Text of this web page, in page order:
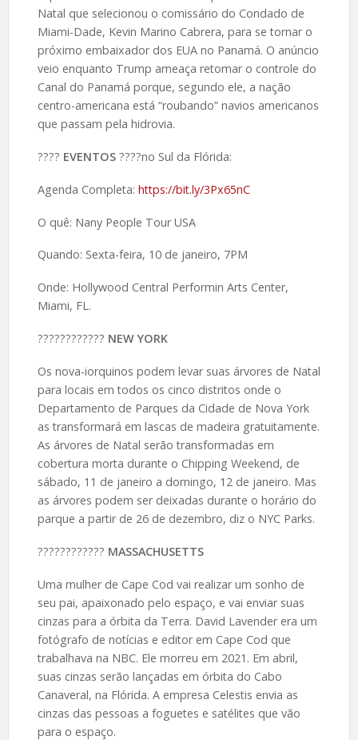
Natal que selecionou o comissário do Condado de
Miami-Dade, Kevin Marino Cabrera, para se tornar o
próximo embaixador dos EUA no Panamá. O anúncio
veio enquanto Trump ameaça retomar o controle do
Canal do Panamá porque, segundo ele, a nação
centro-americana está “roubando” navios americanos
que passam pela hidrovia.
????️ EVENTOS????no Sul da Flórida:
Agenda Completa: https://bit.ly/3Px65nC
O quê: Nany People Tour USA
Quando: Sexta-feira, 10 de janeiro, 7PM
Onde: Hollywood Central Performin Arts Center,
Miami, FL.
????️???????? NEW YORK
Os nova-iorquinos podem levar suas árvores de Natal
para locais em todos os cinco distritos onde o
Departamento de Parques da Cidade de Nova York
as transformará em lascas de madeira gratuitamente.
As árvores de Natal serão transformadas em
cobertura morta durante o Chipping Weekend, de
sábado, 11 de janeiro a domingo, 12 de janeiro. Mas
as árvores podem ser deixadas durante o horário do
parque a partir de 26 de dezembro, diz o NYC Parks.
????️???????? MASSACHUSETTS
Uma mulher de Cape Cod vai realizar um sonho de
seu pai, apaixonado pelo espaço, e vai enviar suas
cinzas para a órbita da Terra. David Lavender era um
fotógrafo de notícias e editor em Cape Cod que
trabalhava na NBC. Ele morreu em 2021. Em abril,
suas cinzas serão lançadas em órbita do Cabo
Canaveral, na Flórida. A empresa Celestis envia as
cinzas das pessoas a foguetes e satélites que vão
para o espaço.